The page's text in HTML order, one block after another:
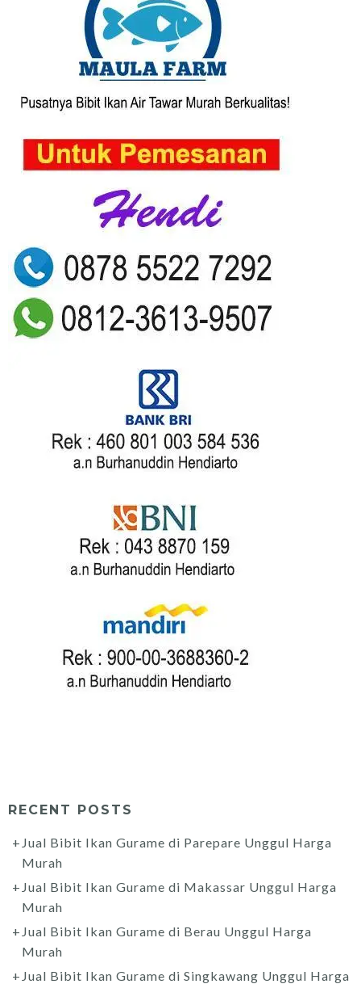
RECENT POSTS
Jual Bibit Ikan Gurame di Parepare Unggul Harga
Murah
Jual Bibit Ikan Gurame di Makassar Unggul Harga
Murah
Jual Bibit Ikan Gurame di Berau Unggul Harga
Murah
Jual Bibit Ikan Gurame di Singkawang Unggul Harga